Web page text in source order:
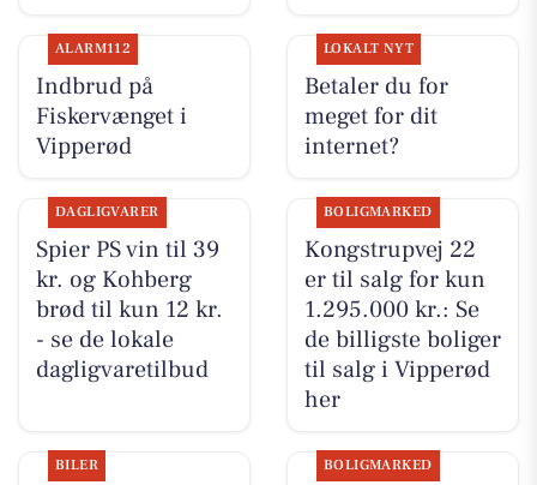
ALARM112
Indbrud på
Fiskervænget i
Vipperød
LOKALT NYT
Betaler du for
meget for dit
internet?
DAGLIGVARER
Spier PS vin til 39
kr. og Kohberg
brød til kun 12 kr.
- se de lokale
dagligvaretilbud
BOLIGMARKED
Kongstrupvej 22
er til salg for kun
1.295.000 kr.: Se
de billigste boliger
til salg i Vipperød
her
BILER BOLIGMARKED